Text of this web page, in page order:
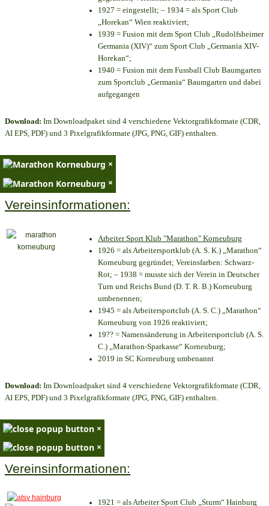
1927 = eingestellt; – 1934 = als Sport Club
„Horekan“ Wien reaktiviert;
1939 = Fusion mit dem Sport Club „Rudolfsheimer
Germania (XIV)“ zum Sport Club „Germania XIV-
Horekan“;
1940 = Fusion mit dem Fussball Club Baumgarten
zum Sportclub „Germania“ Baumgarten und dabei
aufgegangen
Download: Im Downloadpaket sind 4 verschiedene Vektorgrafikformate (CDR,
AI EPS, PDF) und 3 Pixelgrafikformate (JPG, PNG, GIF) enthalten.
×
×
Vereinsinformationen:
Arbeiter Sport Klub "Marathon" Korneuburg
1926 = als Arbeitersportklub (A. S. K.) „Marathon“
Korneuburg gegründet; Vereinsfarben: Schwarz-
Rot; – 1938 = musste sich der Verein in Deutscher
Turn und Reichs Bund (D. T. R. B.) Korneuburg
umbenennen;
1945 = als Arbeitersportclub (A. S. C.) „Marathon“
Korneuburg von 1926 reaktiviert;
19?? = Namensänderung in Arbeitersportclub (A. S.
C.) „Marathon-Sparkasse“ Korneuburg;
2019 in SC Korneuburg umbenannt
Download: Im Downloadpaket sind 4 verschiedene Vektorgrafikformate (CDR,
AI EPS, PDF) und 3 Pixelgrafikformate (JPG, PNG, GIF) enthalten.
×
×
Vereinsinformationen:
1921 = als Arbeiter Sport Club „Sturm“ Hainburg